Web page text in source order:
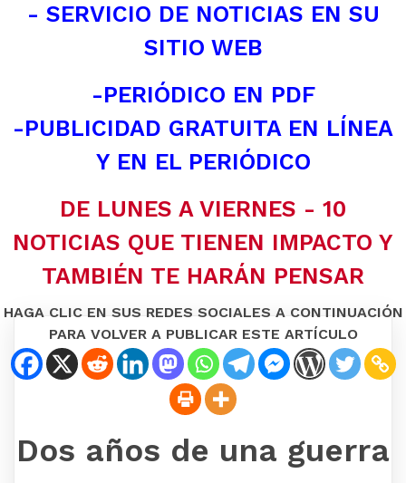
- SERVICIO DE NOTICIAS EN SU
SITIO WEB
-PERIÓDICO EN PDF
-PUBLICIDAD GRATUITA EN LÍNEA
Y EN EL PERIÓDICO
DE LUNES A VIERNES - 10
NOTICIAS QUE TIENEN IMPACTO Y
TAMBIÉN TE HARÁN PENSAR
HAGA CLIC EN SUS REDES SOCIALES A CONTINUACIÓN
PARA VOLVER A PUBLICAR ESTE ARTÍCULO
Dos años de una guerra